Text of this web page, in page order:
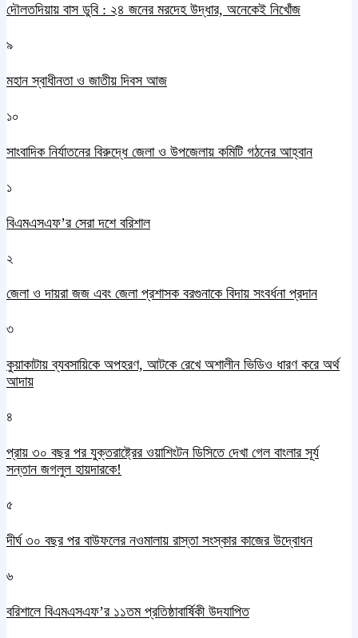
দৌলতদিয়ায় বাস ডুবি : ২৪ জনের মরদেহ উদ্ধার, অনেকেই নিখোঁজ
৯
মহান স্বাধীনতা ও জাতীয় দিবস আজ
১০
সাংবাদিক নির্যাতনের বিরুদ্ধে জেলা ও উপজেলায় কমিটি গঠনের আহ্বান
১
বিএমএসএফ’র সেরা দশে বরিশাল
২
জেলা ও দায়রা জজ এবং জেলা প্রশাসক বরগুনাকে বিদায় সংবর্ধনা প্রদান
৩
কুয়াকাটায় ব্যবসায়িকে অপহরণ, আটকে রেখে অশালীন ভিডিও ধারণ করে অর্থ
আদায়
৪
প্রায় ৩০ বছর পর যুক্তরাষ্ট্রের ওয়াশিংটন ডিসিতে দেখা গেল বাংলার সূর্য
সন্তান জগলুল হায়দারকে!
৫
দীর্ঘ ৩০ বছর পর বাউফলের নওমালায় রাস্তা সংস্কার কাজের উদ্বোধন
৬
বরিশালে বিএমএসএফ’র ১১তম প্রতিষ্ঠাবার্ষিকী উদযাপিত